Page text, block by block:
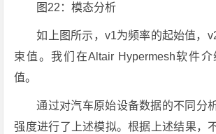
图22：模态分析
如上图所示，v1为频率的起始值，
束值。我们在Altair Hypermesh软件
值。
通过对汽车原始设备数据的不同分
强度进行了上述模拟。根据上述结果，